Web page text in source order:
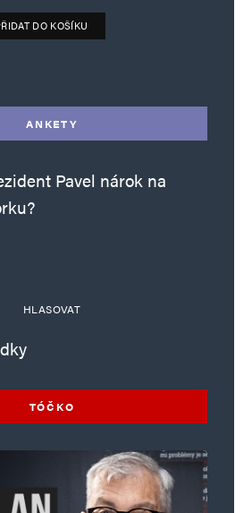
reklam množství
DO KOŠÍKU
ANKETY
Pavel nárok na
HLASOVAT
TÓČKO